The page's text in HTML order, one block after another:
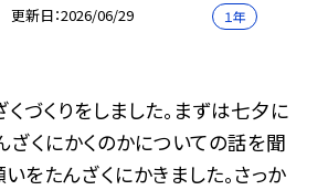
更新日 2026/06/29 １年
づくりをしました。まずは七夕に
くにかくのかについての話を聞
いをたんざくにかきました。さっか